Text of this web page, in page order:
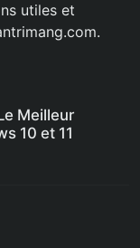
utiles et
Meilleur
10 et 11